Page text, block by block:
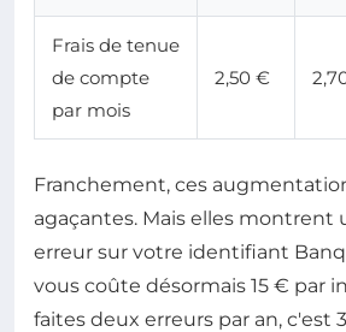
Frais de tenue
de compte
par mois
2,50 €
Franchement, ces
agaçantes. Mais elles montrent
erreur sur votre identifiant
vous coûte désormais 15 € par
faites deux erreurs par an, c'est